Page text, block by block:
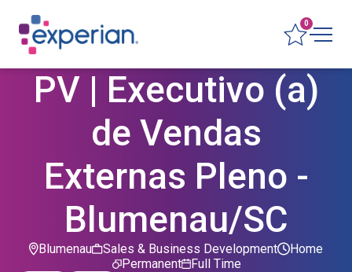
0
PV | Executivo (a)
de Vendas
Externas Pleno -
Blumenau/SC
Blumenau
Sales & Business Development
Permanent
Home
Full Time